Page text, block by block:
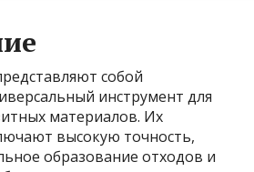
собой
инструмент для
материалов. Их
высокую точность,
образование отходов и